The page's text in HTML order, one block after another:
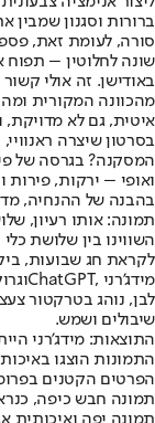
ברורות וסגנון שמבין
סורה, לעומת זאת,
שונה לחלוטין – תפוח
באודישן. זה אולי
מהכוונה המקורית
איטית, גם לא מדויקת,
בסרטון שיצרה
המסקנה? בגרסה של
ואופי – ירקות, פירות
בהבנה של ההנחיה,
תמונה: אותו רעיון,
לקראת חג שבועות,
מידג'רני ,ChatGPT
לבן, נוהג בטרקטור
שיבולים ושמש.
התוצאות: מידג'רני
התמונות הוצגו
הפרטים הקטנים
תמונה חבש כיפה,